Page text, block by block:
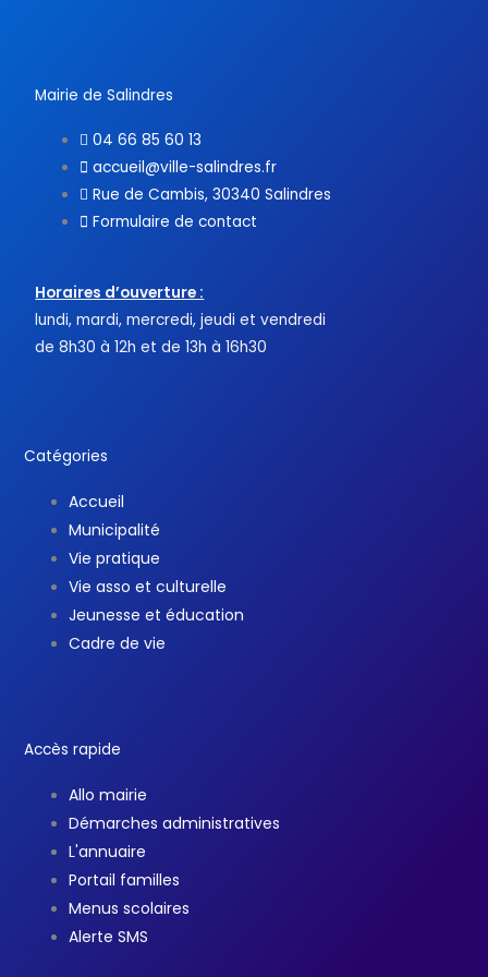
Mairie de Salindres
04 66 85 60 13
accueil@ville-salindres.fr
Rue de Cambis, 30340 Salindres
Formulaire de contact
Horaires d’ouverture :
lundi, mardi, mercredi, jeudi et vendredi
de 8h30 à 12h et de 13h à 16h30
Catégories
Accueil
Municipalité
Vie pratique
Vie asso et culturelle
Jeunesse et éducation
Cadre de vie
Accès rapide
Allo mairie
Démarches administratives
L'annuaire
Portail familles
Menus scolaires
Alerte SMS